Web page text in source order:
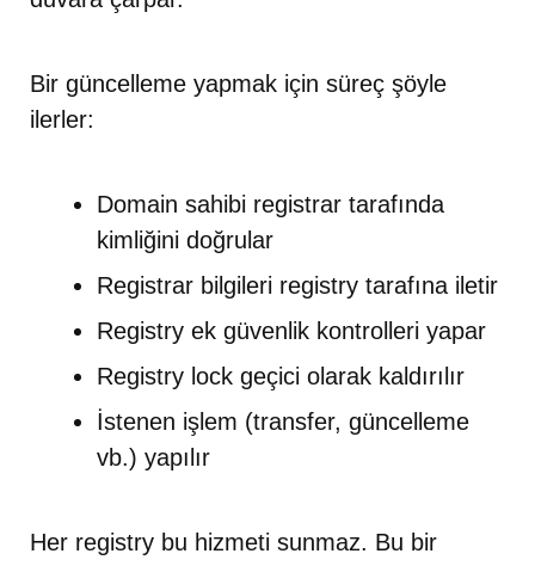
Bir güncelleme yapmak için süreç şöyle
ilerler:
Domain sahibi registrar tarafında
kimliğini doğrular
Registrar bilgileri registry tarafına iletir
Registry ek güvenlik kontrolleri yapar
Registry lock geçici olarak kaldırılır
İstenen işlem (transfer, güncelleme
vb.) yapılır
Her registry bu hizmeti sunmaz. Bu bir